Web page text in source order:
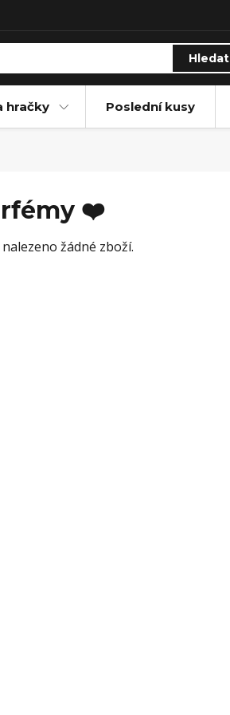
Hledat
hračky Poslední kusy
❤️
žádné zboží.